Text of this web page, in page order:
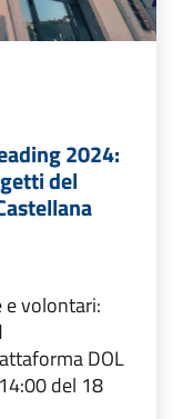
2024:
del
e volontari:
DOL
del 18